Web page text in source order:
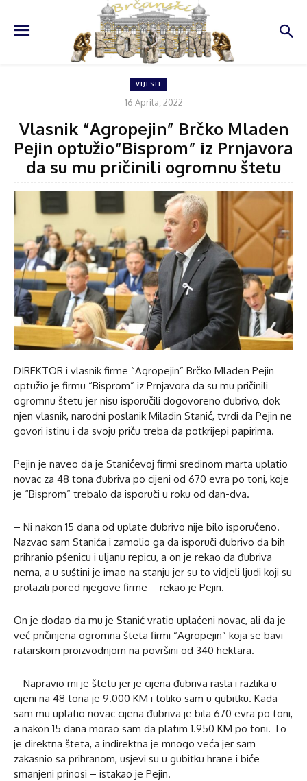
VIJESTI
16 Aprila, 2022
Vlasnik “Agropejin” Brčko Mladen
Pejin optužio“Bisprom” iz Prnjavora
da su mu pričinili ogromnu štetu
DIREKTOR i vlasnik firme “Agropejin” Brčko Mladen Pejin
optužio je firmu “Bisprom” iz Prnjavora da su mu pričinili
ogromnu štetu jer nisu isporučili dogovoreno đubrivo, dok
njen vlasnik, narodni poslanik Miladin Stanić, tvrdi da Pejin ne
govori istinu i da svoju priču treba da potkrijepi papirima.
Pejin je naveo da je Stanićevoj firmi sredinom marta uplatio
novac za 48 tona đubriva po cijeni od 670 evra po toni, koje
je “Bisprom” trebalo da isporuči u roku od dan-dva.
– Ni nakon 15 dana od uplate đubrivo nije bilo isporučeno.
Nazvao sam Stanića i zamolio ga da isporuči đubrivo da bih
prihranio pšenicu i uljanu repicu, a on je rekao da đubriva
nema, a u suštini je imao na stanju jer su to vidjeli ljudi koji su
prolazili pored njegove firme – rekao je Pejin.
On je dodao da mu je Stanić vratio uplaćeni novac, ali da je
već pričinjena ogromna šteta firmi “Agropejin” koja se bavi
ratarskom proizvodnjom na površini od 340 hektara.
– Napravio mi je štetu jer je cijena đubriva rasla i razlika u
cijeni na 48 tona je 9.000 KM i toliko sam u gubitku. Kada
sam mu uplatio novac cijena đubriva je bila 670 evra po toni,
a nakon 15 dana morao sam da platim 1.950 KM po toni. To
je direktna šteta, a indirektna je mnogo veća jer sam
zakasnio sa prihranom, usjevi su u gubitku hrane i biće
smanjeni prinosi – istakao je Pejin.